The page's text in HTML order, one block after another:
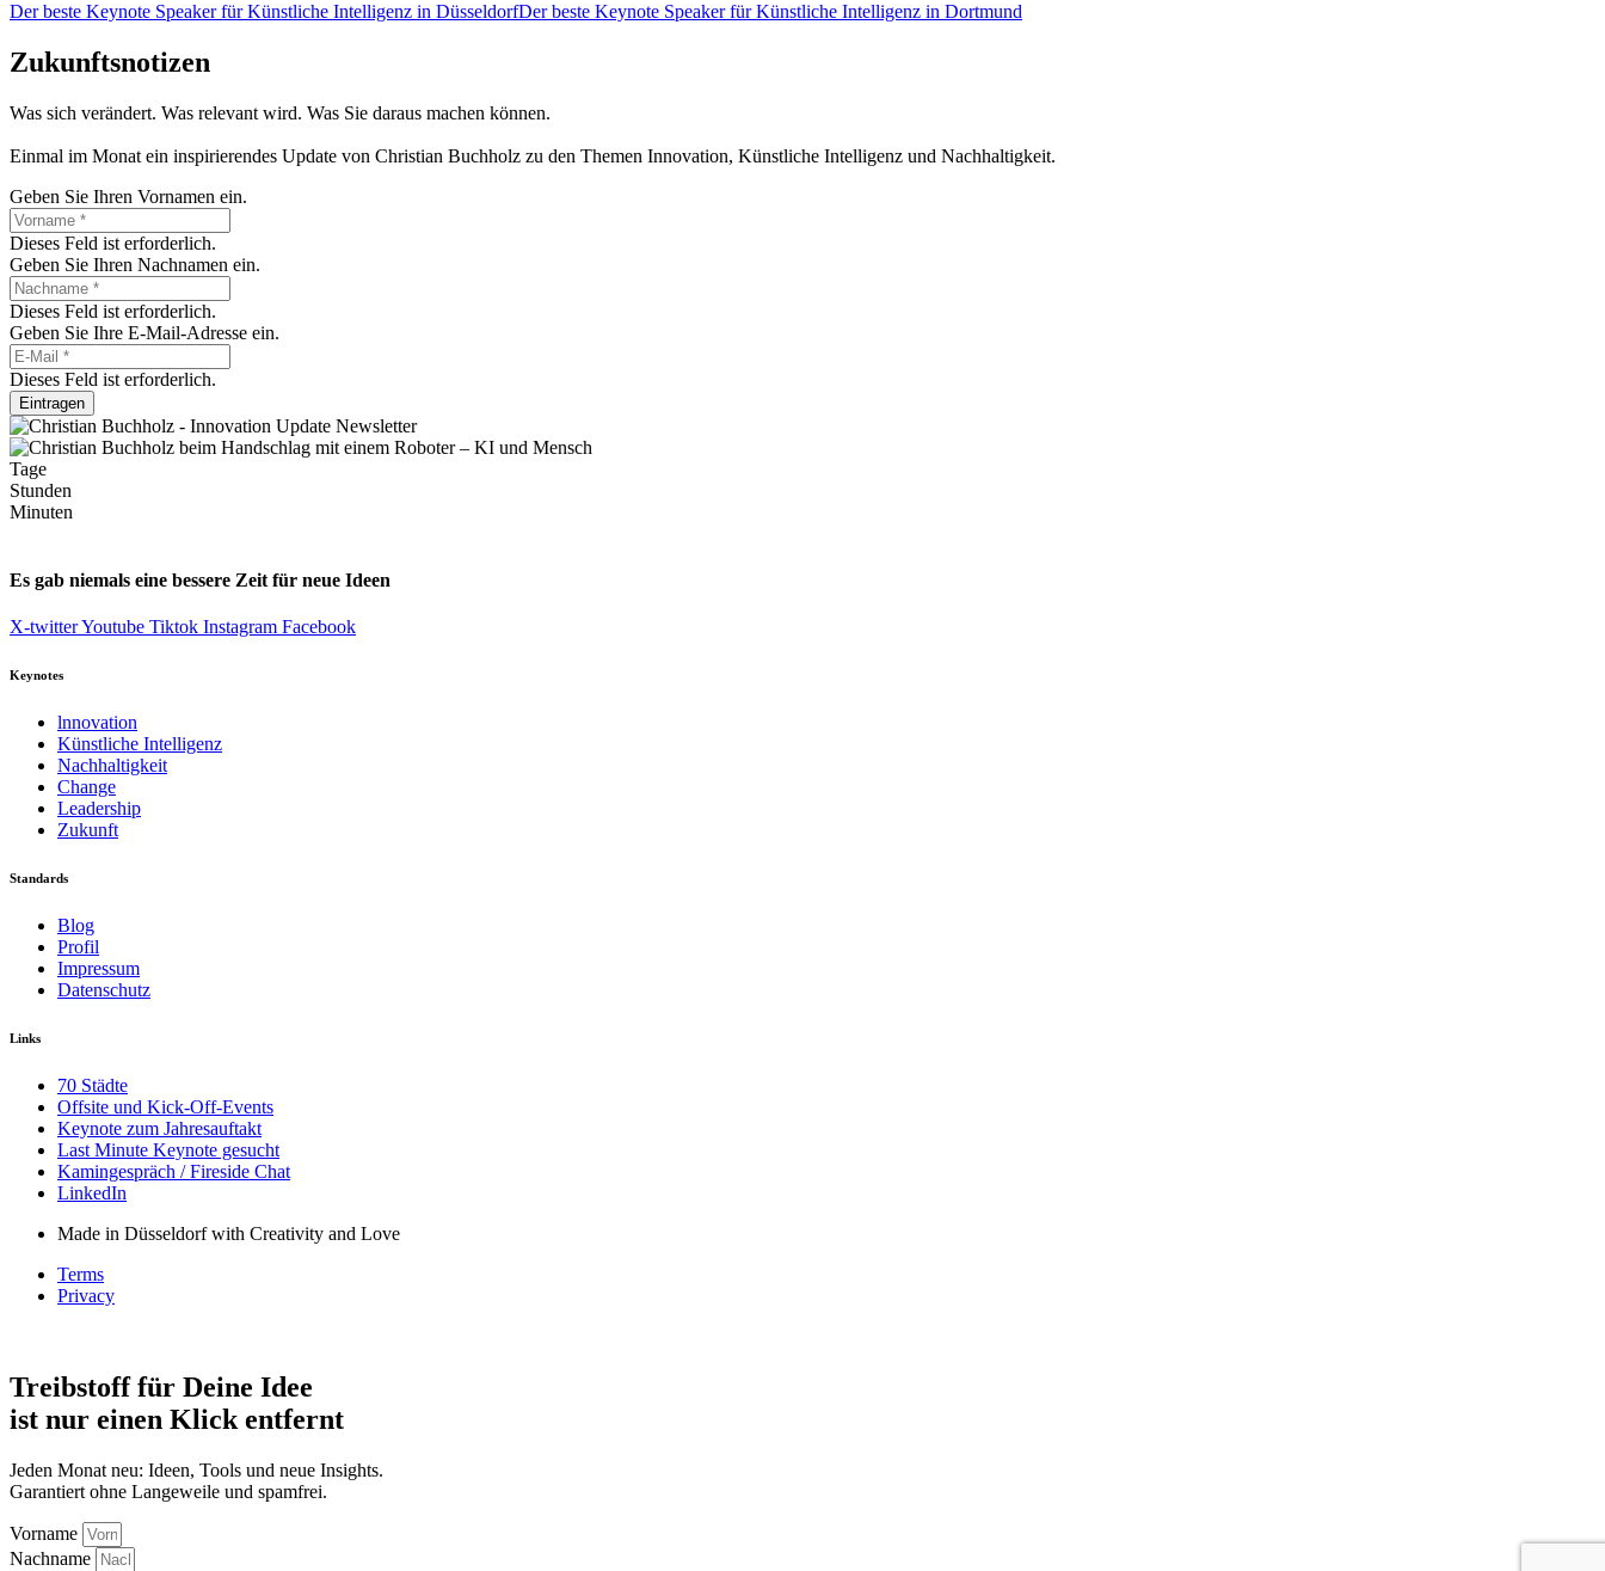
Der beste Keynote Speaker für Künstliche Intelligenz in DüsseldorfDer beste Keynote Speaker für Künstliche Intelligenz in Dortmund
Zukunftsnotizen
Was sich verändert. Was relevant wird. Was Sie daraus machen können.
Einmal im Monat ein inspirierendes Update von Christian Buchholz zu den Themen Innovation, Künstliche Intelligenz und Nachhaltigkeit.
Geben Sie Ihren Vornamen ein.
Dieses Feld ist erforderlich.
Geben Sie Ihren Nachnamen ein.
Dieses Feld ist erforderlich.
Geben Sie Ihre E-Mail-Adresse ein.
Dieses Feld ist erforderlich.
Eintragen
Tage
Stunden
Minuten
Es gab niemals eine bessere Zeit für neue Ideen
X-twitterYoutube Tiktok Instagram Facebook
Keynotes
lnnovation
Künstliche Intelligenz
Nachhaltigkeit
Change
Leadership
Zukunft
Standards
Blog
Profil
Impressum
Datenschutz
Links
70 Städte
Offsite und Kick-Off-Events
Keynote zum Jahresauftakt
Last Minute Keynote gesucht
Kamingespräch / Fireside Chat
LinkedIn
Made in Düsseldorf with Creativity and Love
Terms
Privacy
Treibstoff für Deine Idee
ist nur einen Klick entfernt
Jeden Monat neu: Ideen, Tools und neue Insights.
Garantiert ohne Langeweile und spamfrei.
Vorname
Nachname